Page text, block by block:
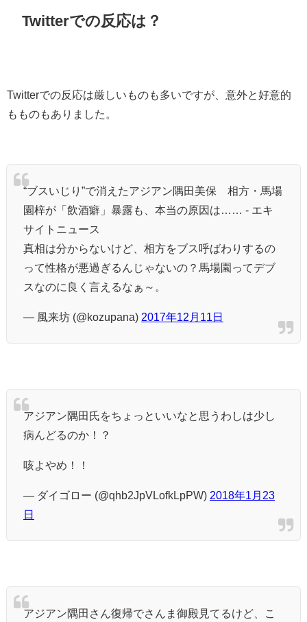
Twitterでの反応は？
Twitterでの反応は厳しいものも多いですが、意外と好意的
もものもありました。
“ブスいじり”で消えたアジアン隅田美保 相方・馬場
園梓が「飲酒癖」暴露も、本当の原因は…… - エキ
サイトニュース
真相は分からないけど、相方をブス呼ばわりするの
って性格が悪過ぎるんじゃないの？馬場園ってデブ
スなのに良く言えるなぁ～。
— 風来坊 (@kozupana) 2017年12月11日
アジアン隅田氏をちょっといいなと思うわしは少し
病んどるのか！？
咳よやめ！！
— ダイゴロー (@qhb2JpVLofkLpPW) 2018年1月23
日
アジアン隅田さん復帰でさんま御殿見てるけど、こ